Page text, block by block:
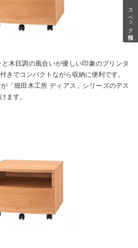
スペック情報
木目調の風合いが優しい印象のプリンタ
きでコンパクトながら収納に便利です。
「堀田木工所 ディアス」シリーズのデス
ます。